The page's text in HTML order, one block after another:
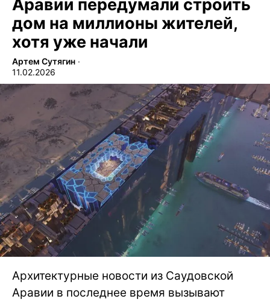
Аравии передумали строить
дом на миллионы жителей,
хотя уже начали
Артем Сутягин ∙
11.02.2026
Архитектурные новости из Саудовской
Аравии в последнее время вызывают